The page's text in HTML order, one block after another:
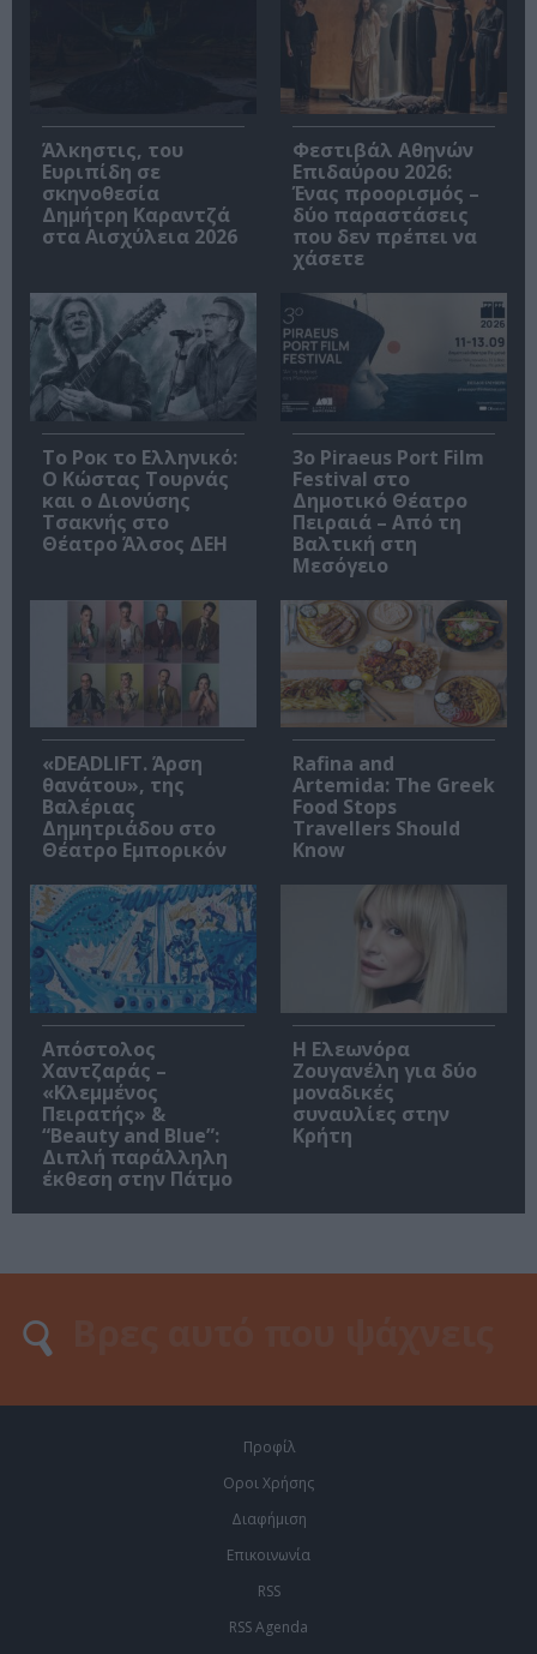
Άλκηστις, του
Ευριπίδη σε
σκηνοθεσία
Δημήτρη Καραντζά
στα Αισχύλεια 2026
Φεστιβάλ Αθηνών
Επιδαύρου 2026:
Ένας προορισμός –
δύο παραστάσεις
που δεν πρέπει να
χάσετε
Το Ροκ το Ελληνικό:
Ο Κώστας Τουρνάς
και ο Διονύσης
Τσακνής στο
Θέατρο Άλσος ΔΕΗ
3o Piraeus Port Film
Festival στο
Δημοτικό Θέατρο
Πειραιά – Από τη
Βαλτική στη
Μεσόγειο
«DEADLIFT. Άρση
θανάτου», της
Βαλέριας
Δημητριάδου στο
Θέατρο Εμπορικόν
Rafina and
Artemida: The Greek
Food Stops
Travellers Should
Know
Απόστολος
Χαντζαράς –
«Κλεμμένος
Πειρατής» &
“Beauty and Blue”:
Διπλή παράλληλη
έκθεση στην Πάτμο
Η Ελεωνόρα
Ζουγανέλη για δύο
μοναδικές
συναυλίες στην
Κρήτη
Προφίλ
Οροι Χρήσης
Διαφήμιση
Επικοινωνία
RSS
RSS Agenda